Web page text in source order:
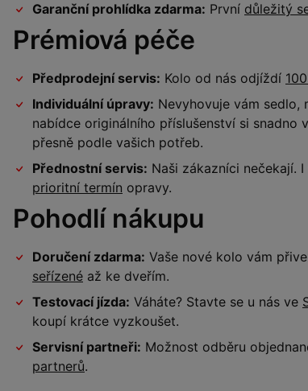
Garanční prohlídka zdarma: První důležitý
Prémiová péče
Předprodejní servis: Kolo od nás odjíždí
Individuální úpravy: Nevyhovuje vám sedlo,
nabídce originálního příslušenství si
přesně podle vašich potřeb.
Přednostní servis: Naši zákazníci nečekají.
prioritní termín opravy.
Pohodlí nákupu
Doručení zdarma: Vaše nové kolo vám
seřízené až ke dveřím.
Testovací jízda: Váháte? Stavte se u nás ve
koupí krátce vyzkoušet.
Servisní partneři: Možnost odběru
partnerů.